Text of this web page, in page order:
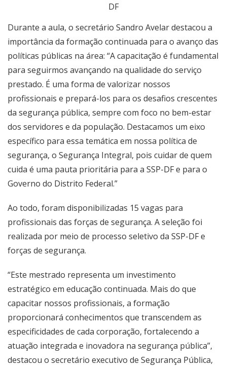
DF
Durante a aula, o secretário Sandro Avelar destacou a
importância da formação continuada para o avanço das
políticas públicas na área: “A capacitação é fundamental
para seguirmos avançando na qualidade do serviço
prestado. É uma forma de valorizar nossos
profissionais e prepará-los para os desafios crescentes
da segurança pública, sempre com foco no bem-estar
dos servidores e da população. Destacamos um eixo
específico para essa temática em nossa política de
segurança, o Segurança Integral, pois cuidar de quem
cuida é uma pauta prioritária para a SSP-DF e para o
Governo do Distrito Federal.”
Ao todo, foram disponibilizadas 15 vagas para
profissionais das forças de segurança. A seleção foi
realizada por meio de processo seletivo da SSP-DF e
forças de segurança.
“Este mestrado representa um investimento
estratégico em educação continuada. Mais do que
capacitar nossos profissionais, a formação
proporcionará conhecimentos que transcendem as
especificidades de cada corporação, fortalecendo a
atuação integrada e inovadora na segurança pública”,
destacou o secretário executivo de Segurança Pública,